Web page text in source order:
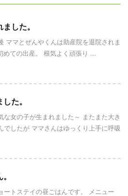
した。
ママとぜんやくんは助産院を退院されま
ての出産。 根気よく頑張り ...
た。
な女の子が生まれました～ またまた大き
でしたが ママさんはゆっくり上手に呼吸
ートステイの昼ごはんです。 メニュー